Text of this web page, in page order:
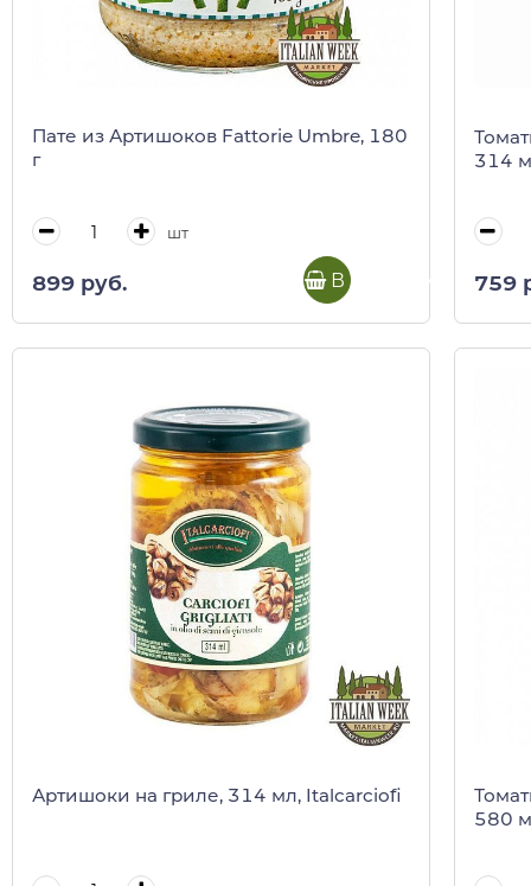
Пате из Артишоков Fattorie Umbre, 180
г
шт
899 руб. В корзину
314
759
Артишоки на гриле, 314 мл, Italcarciofi
580